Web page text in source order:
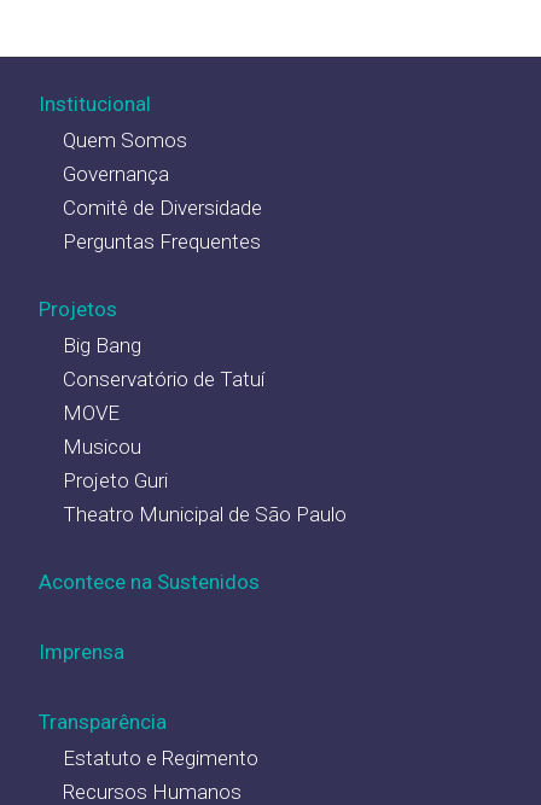
Institucional
Quem Somos
Governança
Comitê de Diversidade
Perguntas Frequentes
Projetos
Big Bang
Conservatório de Tatuí
MOVE
Musicou
Projeto Guri
Theatro Municipal de São Paulo
Acontece na Sustenidos
Imprensa
Transparência
Estatuto e Regimento
Recursos Humanos